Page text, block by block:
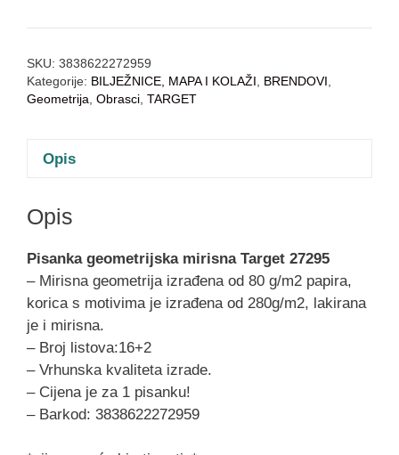
SKU: 3838622272959
Kategorije: BILJEŽNICE, MAPA I KOLAŽI , BRENDOVI ,
Geometrija, Obrasci, TARGET
Opis
Opis
Pisanka geometrijska mirisna Target 27295
– Mirisna geometrija izrađena od 80 g/m2 papira,
korica s motivima je izrađena od 280g/m2, lakirana
je i mirisna.
– Broj listova:16+2
– Vrhunska kvaliteta izrade.
– Cijena je za 1 pisanku!
– Barkod: 3838622272959